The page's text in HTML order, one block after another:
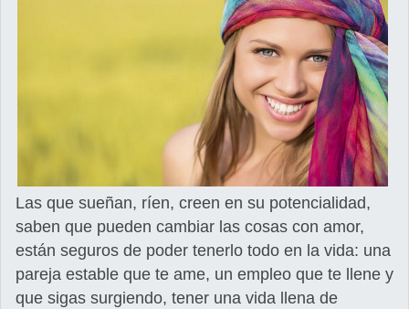
Las que sueñan, ríen, creen en su potencialidad,
saben que pueden cambiar las cosas con amor,
están seguros de poder tenerlo todo en la vida: una
pareja estable que te ame, un empleo que te llene y
que sigas surgiendo, tener una vida llena de